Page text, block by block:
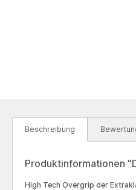
Beschreibung
Produktinformationen
High Tech Overgrip der